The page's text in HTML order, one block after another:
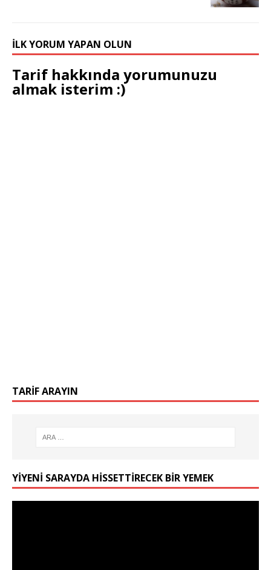
İLK YORUM YAPAN OLUN
Tarif hakkında yorumunuzu
almak isterim :)
TARIF ARAYIN
YIYENI SARAYDA HISSETTIRECEK BIR YEMEK